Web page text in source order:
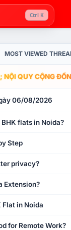
Ctrl K
MOST VIEWED
QUY CỘNG
06/08/2026
flats in Noida?
Step
privacy?
Extension?
Flat in Noida
for Remote Work?